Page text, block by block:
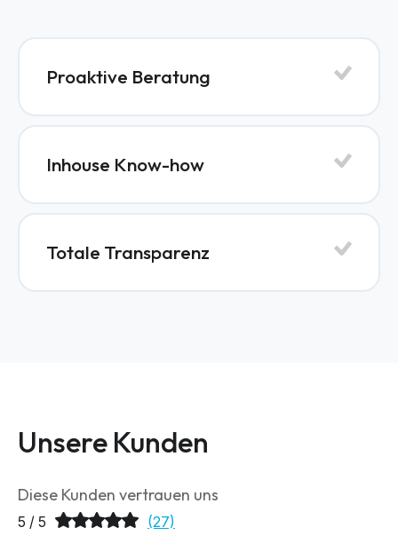
Proaktive Beratung
Inhouse Know-how
Totale Transparenz
Unsere Kunden
Diese Kunden vertrauen uns
5 / 5 (27)